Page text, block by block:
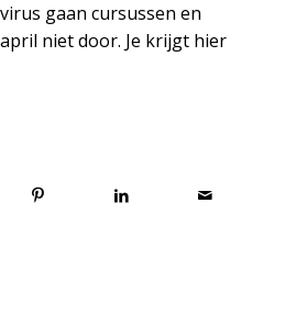
gaan cursussen en
niet door. Je krijgt hier